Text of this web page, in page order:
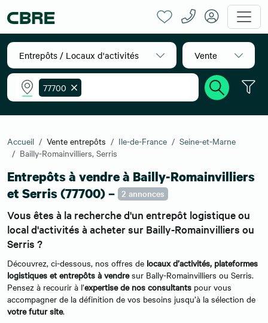
Entrepôts / Locaux d'activités Vente
77700
Accueil Vente entrepôts Ile-de-France
Seine-et-Marne
Bailly-Romainvilliers, Serris
Entrepôts à vendre à Bailly-Romainvilliers
et Serris (77700) – 2 annonces
Vous êtes à la recherche d'un entrepôt logistique ou
local d'activités à acheter sur Bailly-Romainvilliers ou
Serris ?
Découvrez, ci-dessous, nos offres de locaux d’activités, plateformes
logistiques et entrepôts à vendresur Bally-Romainvilliers ou Serris.
Pensez à recourir à l’expertise de nos consultants pour vous
accompagner de la définition de vos besoins jusqu’à la sélection de
votre futur site.